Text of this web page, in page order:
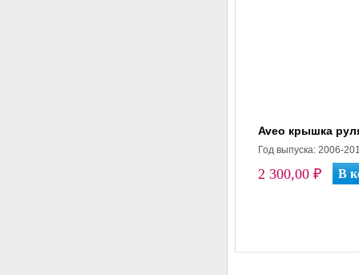
Aveo крышка
Год выпуска: 2006-
2 300,00 ₽